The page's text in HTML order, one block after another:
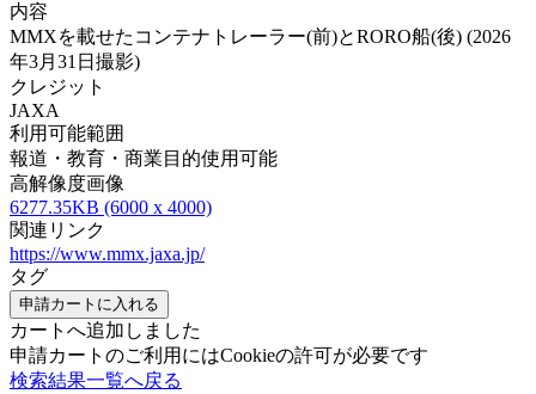
内容
MMXを載せたコンテナトレーラー(前)とRORO船(後) (2026
年3月31日撮影)
クレジット
JAXA
利用可能範囲
報道・教育・商業目的使用可能
高解像度画像
6277.35KB (6000 x 4000)
関連リンク
https://www.mmx.jaxa.jp/
タグ
申請カートに入れる
カートへ追加しました
申請カートのご利用にはCookieの許可が必要です
検索結果一覧へ戻る